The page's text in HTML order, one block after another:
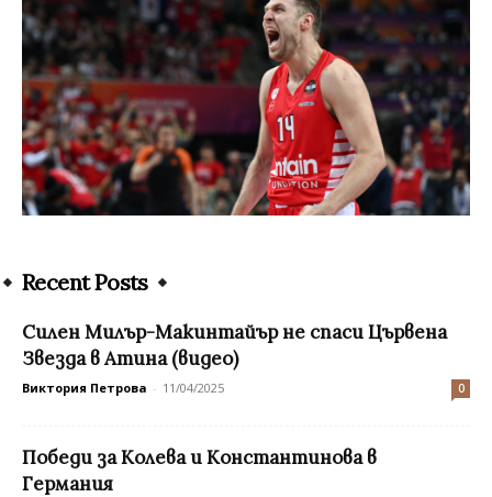
Recent Posts
Силен Милър-Макинтайър не спаси Цървена
Звезда в Атина (видео)
Виктория Петрова - 11/04/2025 0
Победи за Колева и Константинова в
Германия